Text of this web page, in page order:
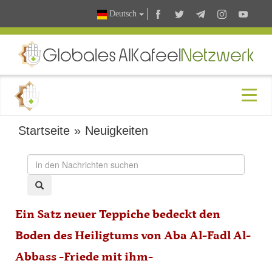
Deutsch
Startseite » Neuigkeiten
Ein Satz neuer Teppiche bedeckt den
Boden des Heiligtums von Aba Al-Fadl Al-
Abbass -Friede mit ihm-